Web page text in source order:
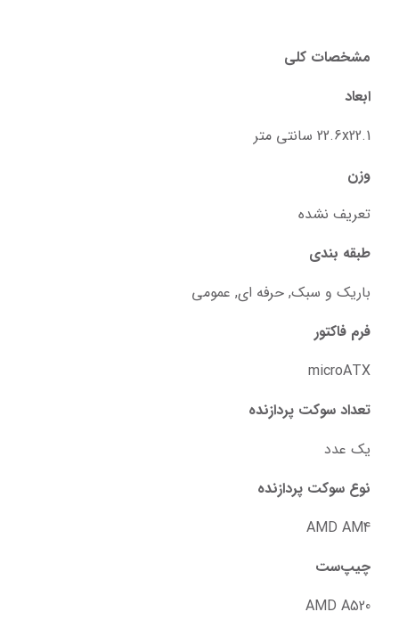
مشخصات کلی
ابعاد
22.6x22.1 سانتی متر
وزن
تعریف نشده
طبقه بندی
باریک و سبک, حرفه ای, عمومی
فرم فاکتور
microATX
تعداد سوکت پردازنده
یک عدد
نوع سوکت پردازنده
AMD AM4
چیپ‌ست
AMD A520